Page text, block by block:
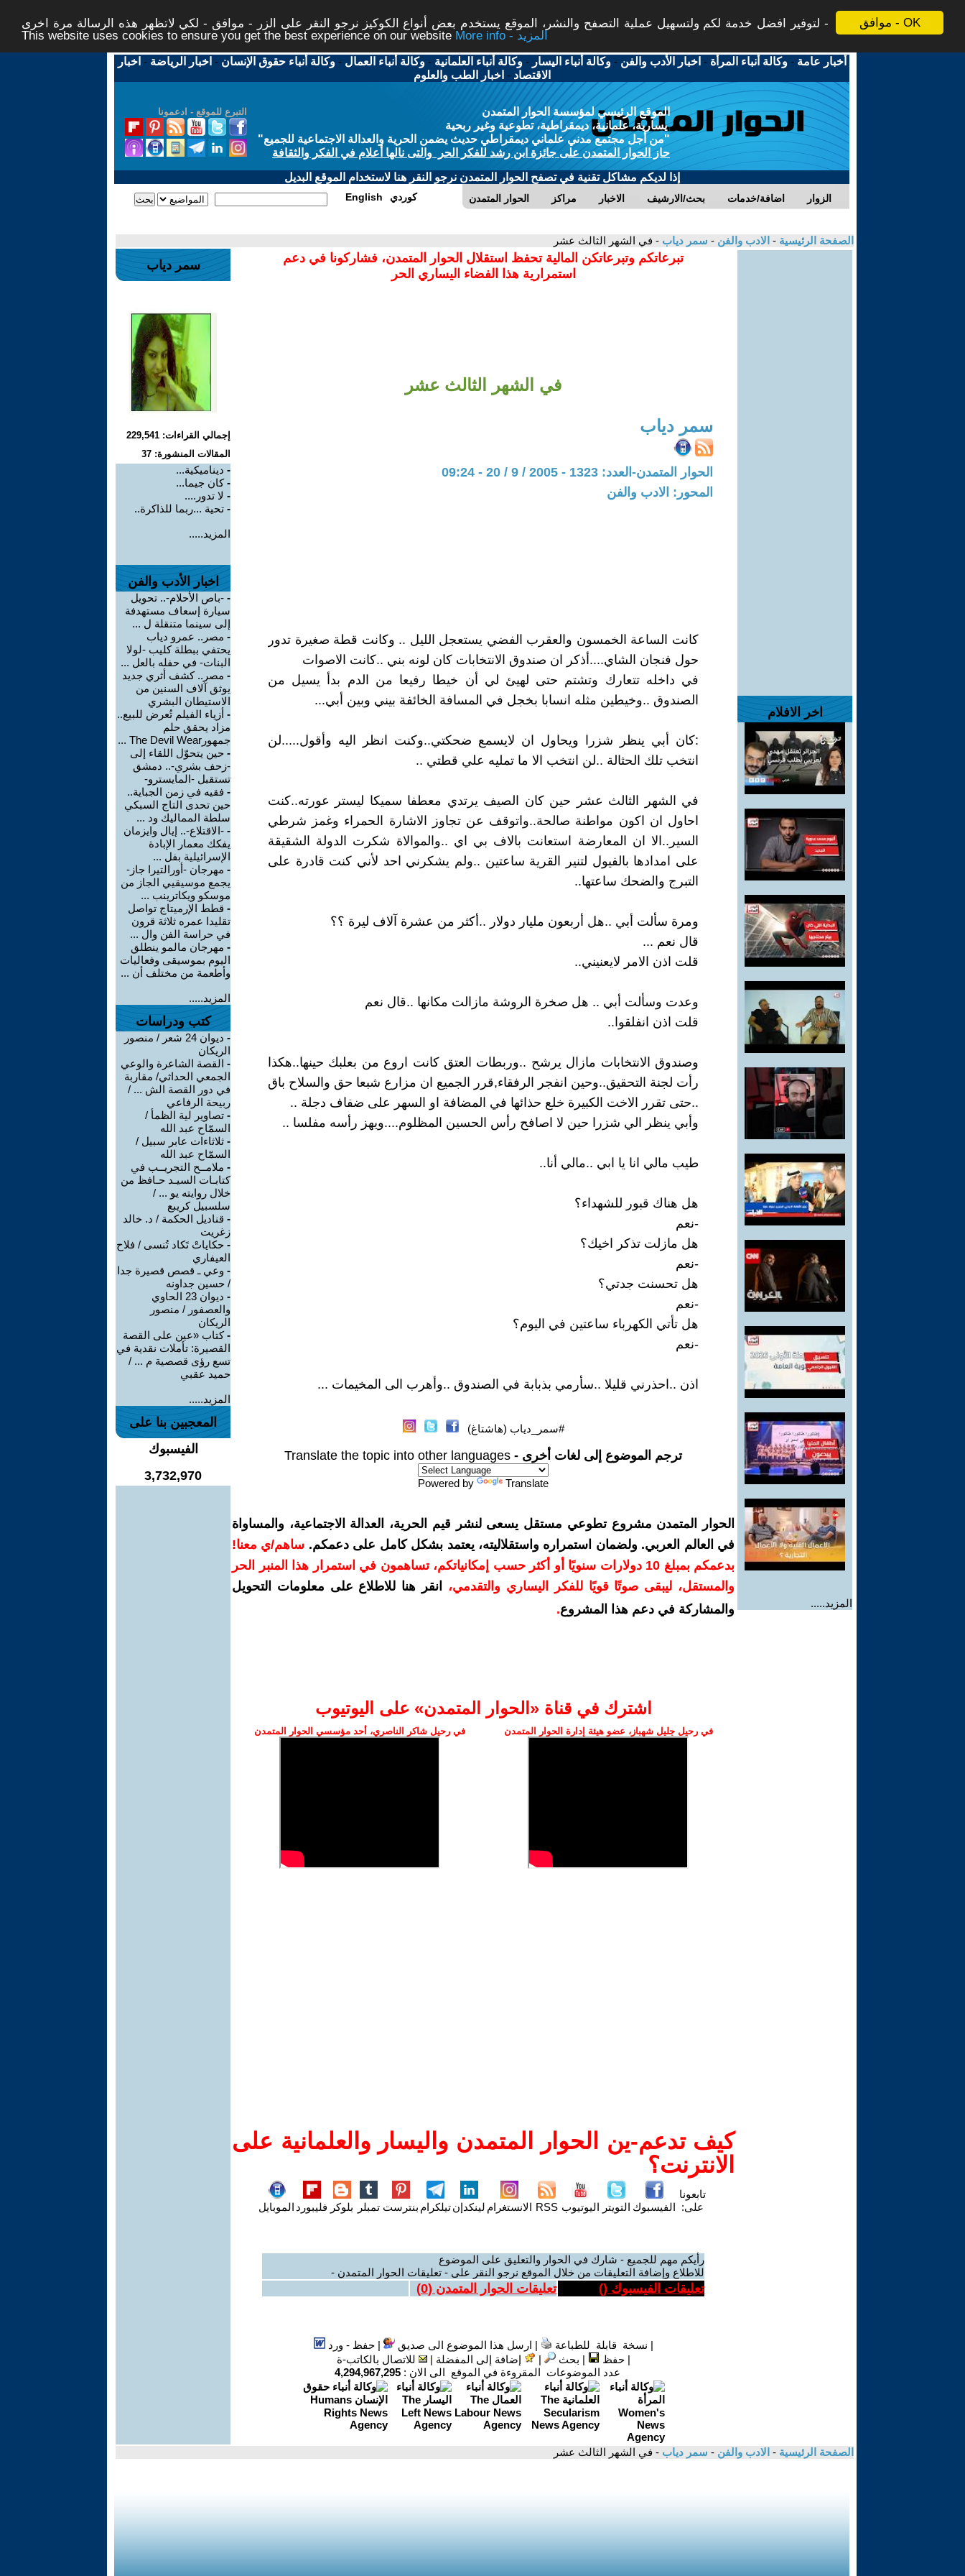
موافق - OK
لتوفير افضل خدمة لكم ولتسهيل عملية التصفح والنشر، الموقع يستخدم بعض أنواع الكوكيز نرجو النقر على الزر - موافق - لكي لاتظهر هذه الرسالة مرة اخرى -
This website uses cookies to ensure you get the best experience on our website
More info - المزيد
أخبار عامة -وكالة أنباء المرأة - اخبار الأدب والفن -وكالة أنباء اليسار -وكالة أنباء العلمانية -وكالة أنباء العمال -وكالة أنباء حقوق الإنسان - اخبار الرياضة - اخبار
الاقتصاد - اخبار الطب والعلوم
التبرع للموقع - ادعمونا
الموقع الرئيسي لمؤسسة الحوار المتمدن
يسارية، علمانية، ديمقراطية، تطوعية وغير ربحية
"من أجل مجتمع مدني علماني ديمقراطي حديث يضمن الحرية والعدالة الاجتماعية للجميع"
حاز الحوار المتمدن على جائزة ابن رشد للفكر الحر والتى نالها أعلام في الفكر والثقافة
إذا لديكم مشاكل تقنية في تصفح الحوار المتمدن نرجو النقر هنا لاستخدام الموقع البديل
الحوار المتمدن مراكز الاخبار بحث/الارشيف اضافة/خدمات الزوار English كوردي
الصفحة الرئيسية - الادب والفن - سمر دياب - في الشهر الثالث عشر
اخر الافلام
المزيد.....
تبرعاتكم وتبرعاتكن المالية تحفظ استقلال الحوار المتمدن، فشاركونا في دعم
استمرارية هذا الفضاء اليساري الحر
في الشهر الثالث عشر
سمر دياب
الحوار المتمدن-العدد: 1323 - 2005 / 9 / 20 - 09:24
المحور: الادب والفن
كانت الساعة الخمسون والعقرب الفضي يستعجل الليل .. وكانت قطة صغيرة تدور
حول فنجان الشاي....أذكر ان صندوق الانتخابات كان لونه بني ..كانت الاصوات
في داخله تتعارك وتشتم حتى لهيئ لي أن خيطا رفيعا من الدم بدأ يسيل من
الصندوق ..وخيطين مثله انسابا بخجل في المسافة الخائفة بيني وبين أبي...
:كان أبي ينظر شزرا ويحاول ان لايسمع ضحكتي..وكنت انظر اليه وأقول.....لن
انتخب تلك الحثالة ..لن انتخب الا ما تمليه علي قطتي ..
في الشهر الثالث عشر حين كان الصيف يرتدي معطفا سميكا ليستر عورته..كنت
احاول ان اكون مواطنة صالحة..واتوقف عن تجاوز الاشارة الحمراء وغمز شرطي
السير..الا ان المعارضة استعانت بالاف بي اي ..والموالاة شكرت الدولة الشقيقة
على امدادها بالفيول لتنير القرية ساعتين ..ولم يشكرني احد لأني كنت قادرة على
التبرج والضحك ساعتها..
ومرة سألت أبي ..هل أربعون مليار دولار ..أكثر من عشرة آلاف ليرة ؟؟
قال نعم ...
قلت اذن الامر لايعنيني..
وعدت وسألت أبي .. هل صخرة الروشة مازالت مكانها ..قال نعم
قلت اذن انفلقوا..
وصندوق الانتخابات مازال يرشح ..وربطات العتق كانت اروع من بعلبك حينها..هكذا
رأت لجنة التحقيق..وحين انفجر الرفقاء,قرر الجميع ان مزارع شبعا حق والسلاح باق
..حتى تقرر الاخت الكبيرة خلع حذائها في المضافة او السهر على ضفاف دجلة ..
وأبي ينظر الي شزرا حين لا اصافح رأس الحسين المظلوم....ويهز رأسه مفلسا ..
طيب مالي انا يا ابي ..مالي أنا..
هل هناك قبور للشهداء؟
-نعم
هل مازلت تذكر اخيك؟
-نعم
هل تحسنت جدتي؟
-نعم
هل تأتي الكهرباء ساعتين في اليوم؟
-نعم
اذن ..احذرني قليلا ..سأرمي بذبابة في الصندوق ..وأهرب الى المخيمات ...
#سمر_دياب (هاشتاغ)
ترجم الموضوع إلى لغات أخرى - Translate the topic into other languages
Powered by Translate
الحوار المتمدن مشروع تطوعي مستقل يسعى لنشر قيم الحرية، العدالة الاجتماعية، والمساواة
في العالم العربي. ولضمان استمراره واستقلاليته، يعتمد بشكل كامل على دعمكم. ساهم/ي معنا!
بدعمكم بمبلغ 10 دولارات سنويًا أو أكثر حسب إمكانياتكم، تساهمون في استمرار هذا المنبر الحر
والمستقل، ليبقى صوتًا قويًا للفكر اليساري والتقدمي،
انقر هنا للاطلاع على معلومات التحويل
والمشاركة في دعم هذا المشروع.
اشترك في قناة ‫«الحوار المتمدن» على اليوتيوب
في رحيل جليل شهباز، عضو هيئة إدارة الحوار المتمدن في رحيل شاكر الناصري، أحد مؤسسي الحوار المتمدن
كيف تدعم-ين الحوار المتمدن واليسار والعلمانية على
الانترنت؟
تابعونا
على: الفيسبوك التويتر اليوتيوب RSS الانستغرام لينكدإنتيلكرام بنترست تمبلر بلوكر فليبورد الموبايل
رأيكم مهم للجميع - شارك في الحوار والتعليق على الموضوع
للاطلاع وإضافة التعليقات من خلال الموقع نرجو النقر على - تعليقات الحوار المتمدن -
تعليقات الفيسبوك () تعليقات الحوار المتمدن (0
)
| نسخة قابلة للطباعة | ارسل هذا الموضوع الى صديق |حفظ - ورد
|حفظ | بحث | إضافة إلى المفضلة |
للاتصال بالكاتب-ة
عدد الموضوعات المقروءة في الموقع الى الان : 4,294,967,295
سمر دياب
إجمالي القراءات: 229,541
المقالات المنشورة: 37
- ديناميكية...
-كان جيما...
- لا تدور....
- تحية ...ربما للذاكرة..
المزيد.....
اخبار الأدب والفن
- -باص الأحلام-.. تحويل
سيارة إسعاف مستهدفة
إلى سينما متنقلة ل ...
- مصر.. عمرو دياب
يحتفي ببطلة كليب -لولا
البنات- في حفله بالعل ...
- مصر.. كشف أثري جديد
يوثق آلاف السنين من
الاستيطان البشري
- أزياء الفيلم تُعرض للبيع..
مزاد يحقق حلم
جمهورThe Devil Wear ...
- حين يتحوّل اللقاء إلى
-زحف بشري-.. دمشق
تستقبل -المايسترو-
- فقيه في زمن الجباية..
حين تحدى التاج السبكي
سلطة المماليك ود ...
- -الاقتلاع-.. إيال وايزمان
يفكك معمار الإبادة
الإسرائيلية بفل ...
- مهرجان -أورالتيرا جاز-
يجمع موسيقيي الجاز من
موسكو ويكاترينب ...
- قطط الإرميتاج تواصل
تقليدا عمره ثلاثة قرون
في حراسة الفن وال ...
- مهرجان مالمو ينطلق
اليوم بموسيقى وفعاليات
وأطعمة من مختلف أن ...
المزيد.....
كتب ودراسات
-
ديوان 24 شعر / منصور
الريكان
- القصة الشاعرة والوعي
الجمعي الحداثي/ مقاربة
في دور القصة الش ... /
ربيحة الرفاعي
- تصاوير لية الظمأ /
السمّاح عبد الله
- ثلاثاءات عابر سبيل /
السمّاح عبد الله
- ملامــح التجريــب في
كتابـات السيـد حـافظ من
خلال روايته يو ... /
سلسبيل كريبع
- قناديل الحكمة / د. خالد
زغريت
- حكاياتْ تَكاد تُنسى / فلاح
العيفاري
- وعي ـ قصص قصيرة جدا
/ حسين جداونه
-
ديوان 23 الحاوي
والعصفور / منصور
الريكان
-كتاب «عين على القصة
القصيرة: تأملات نقدية في
تسع رؤى قصصية م ... /
حميد عقبي
المزيد.....
المعجبين بنا على
الفيسبوك
3,732,970
الصفحة الرئيسية - الادب والفن - سمر دياب - في الشهر الثالث عشر